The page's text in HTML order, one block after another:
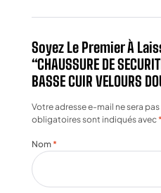
Soyez Le Premier À
“CHAUSSURE DE
BASSE CUIR VELOURS
Votre adresse e-mail ne sera
obligatoires sont indiqués avec*
Nom *